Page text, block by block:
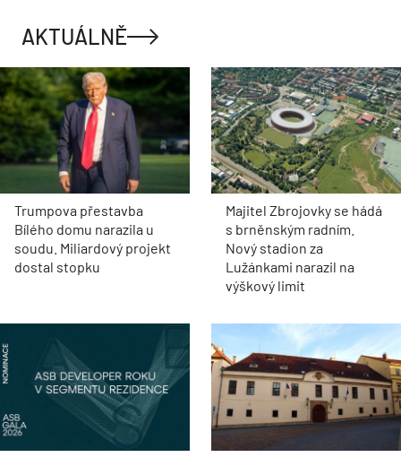
AKTUÁLNĚ
Trumpova přestavba
Bílého domu narazila u
soudu. Miliardový projekt
dostal stopku
Majitel Zbrojovky se hádá
s brněnským radním.
Nový stadion za
Lužánkami narazil na
výškový limit